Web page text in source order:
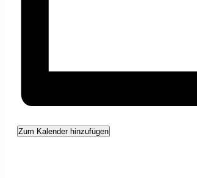
Zum Kalender hinzufügen